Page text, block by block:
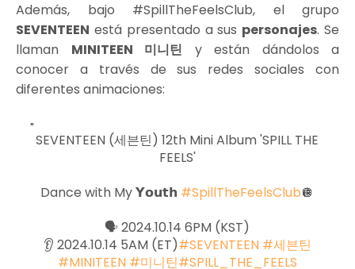
Además, bajo #SpillTheFeelsClub, el grupo
SEVENTEEN está presentado a sus personajes. Se
llaman MINITEEN 미니틴 y están dándolos a
conocer a través de sus redes sociales con
diferentes animaciones:
SEVENTEEN (세븐틴) 12th Mini Album 'SPILL THE
FEELS'
Dance with My 𝗬𝗼𝘂𝘁𝗵 #SpillTheFeelsClub🪩
🗣️ 2024.10.14 6PM (KST)
👂 2024.10.14 5AM (ET)#SEVENTEEN #세븐틴
#MINITEEN #미니틴#SPILL_THE_FEELS